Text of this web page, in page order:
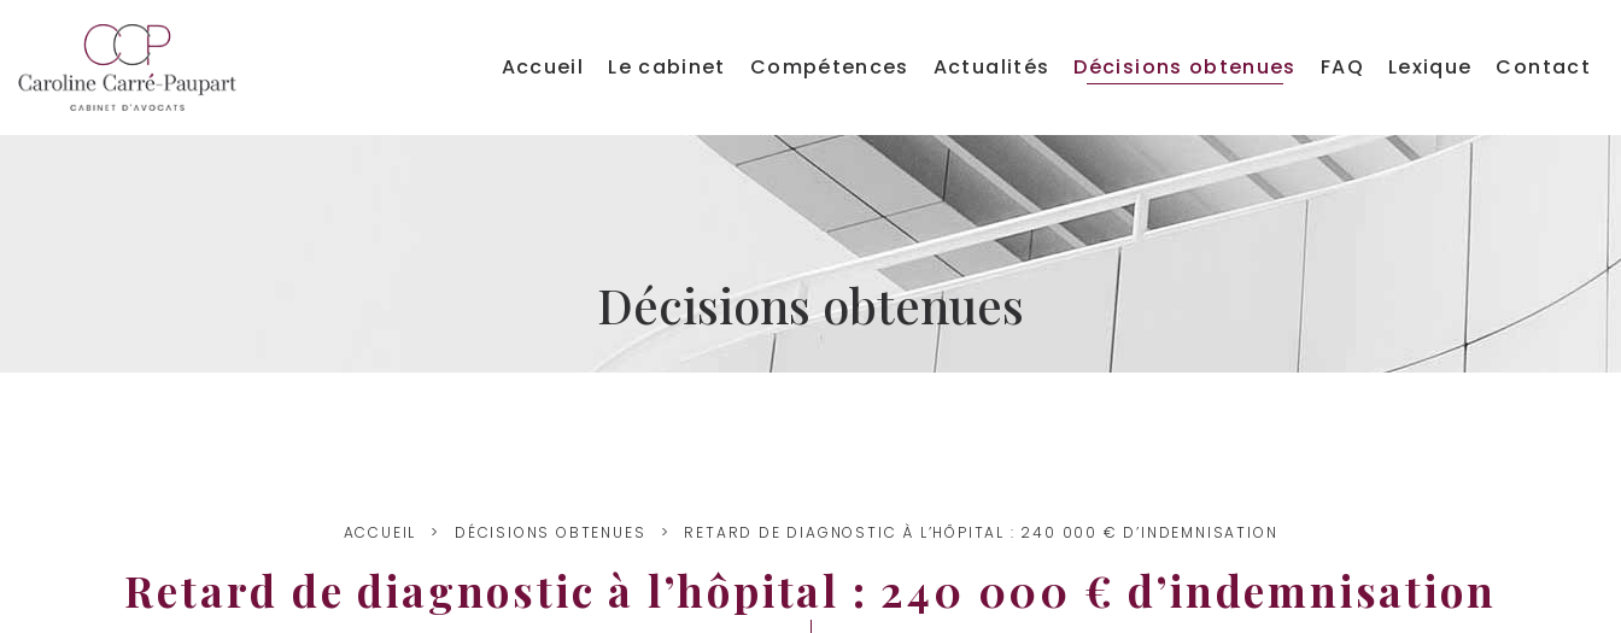
Accueil Le cabinet Compétences Actualités Décisions obtenues FAQ Lexique Contact
Décisions obtenues
ACCUEIL DÉCISIONS OBTENUES RETARD DE DIAGNOSTIC À L’HÔPITAL : 240 000 € D’INDEMNISATION
Retard de diagnostic à l’hôpital : 240 000 € d’indemnisation